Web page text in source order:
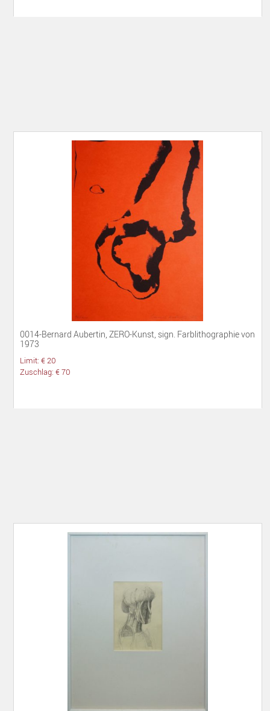
0014-Bernard Aubertin, ZERO-Kunst, sign. Farblithographie von
1973
Limit: € 20
Zuschlag: € 70